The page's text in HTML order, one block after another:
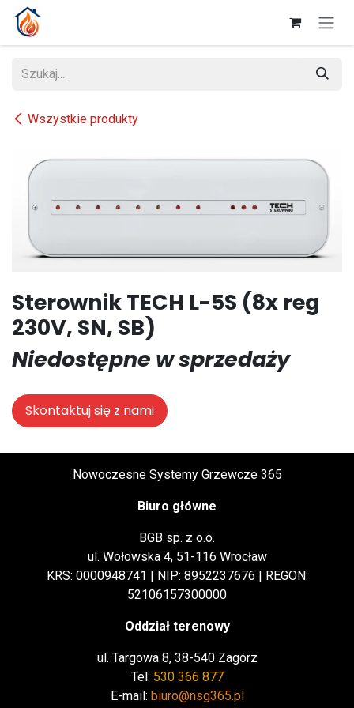
Przejdź do zawartości
Wszystkie produkty
Sterownik TECH L-5S (8x reg
230V, SN, SB)
Niedostępne w sprzedaży
Skontaktuj się z nami
Nowoczesne Systemy Grzewcze 365
Biuro główne
BGB sp. z o.o.
ul. Wołowska 4, 51-116 Wrocław
KRS: 0000948741 | NIP: 8952237676 | REGON:
52106157300000
Oddział terenowy
ul. Targowa 8, 38-540 Zagórz
Tel: 530 366 877
E-mail: biuro@nsg365.pl